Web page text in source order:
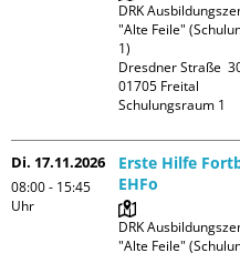
DRK
"Alte Feile"
1)
Dresdner Straße
01705 Freital
Schulungsraum 1
Di. 17.11.2026
08:00 - 15:45
Uhr
Erste Hilfe
EHFo
DRK
"Alte Feile"